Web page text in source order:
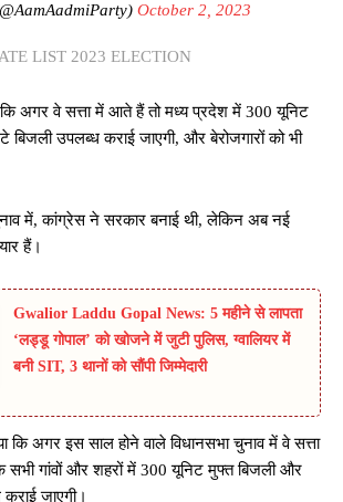
October 2, 2023
LIST 2023 ELECTION
कि अगर वे सत्ता में आते हैं तो मध्य प्रदेश में 300 यूनिट
उपलब्ध कराई जाएगी, और बेरोजगारों को भी
में, कांग्रेस ने सरकार बनाई थी, लेकिन अब नई
हैं।
Gwalior Laddu Gopal News: 5 महीने से लापता
‘लड्डू गोपाल’ को खोजने में जुटी पुलिस, ग्वालियर में
बनी SIT, 3 थानों को सौंपी जिम्मेदारी
कि अगर इस साल होने वाले विधानसभा चुनाव में वे सत्ता
गांवों और शहरों में 300 यूनिट मुफ्त बिजली और
जाएगी।